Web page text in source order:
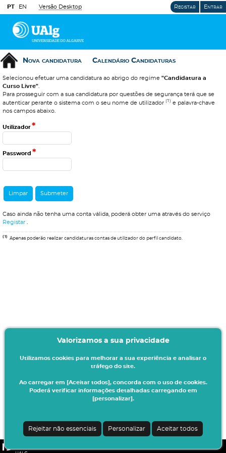
PT EN Versão Desktop Registar Entrar
Nova candidatura Calendário Candidaturas
Selecionou efetuar uma candidatura ao abrigo do regime "Candidatura a
Curso Livre"
Para prosseguir com a sua candidatura por questões de segurança terá que se
autenticar perante o sistema com o seu nome de utilizador (1) e palavra-chave
nos campos abaixo.
Utilizador*
Password *
Caso ainda não tenha uma conta válida, poderá obter uma através do serviço
Registar
(1) Apenas poderão realizar candidaturas contas de utilizador do perfil candidato.
Valorizamos a sua privacidade
Utilizamos cookies para melhorar a sua experiência e analisar o
tráfego do site.
Ao carregar em [Aceitar todos], concorda com o uso de cookies.
Poderá verificar informações detalhadas carregando em
[personalizar].
Rejeitar não essenciais Personalizar Aceitar todos